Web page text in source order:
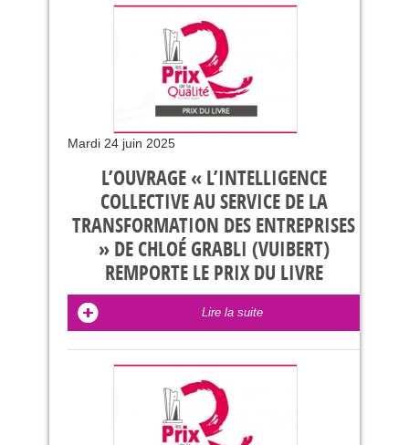
Mardi 24 juin 2025
L’OUVRAGE « L’INTELLIGENCE
COLLECTIVE AU SERVICE DE LA
TRANSFORMATION DES ENTREPRISES
» DE CHLOÉ GRABLI (VUIBERT)
REMPORTE LE PRIX DU LIVRE
Lire la suite